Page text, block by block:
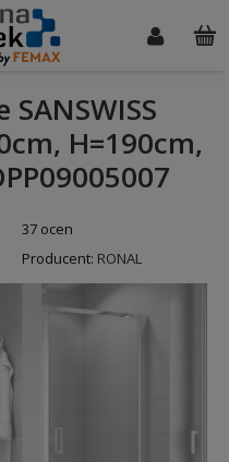
H=190cm,
37 ocen
Producent: RONAL